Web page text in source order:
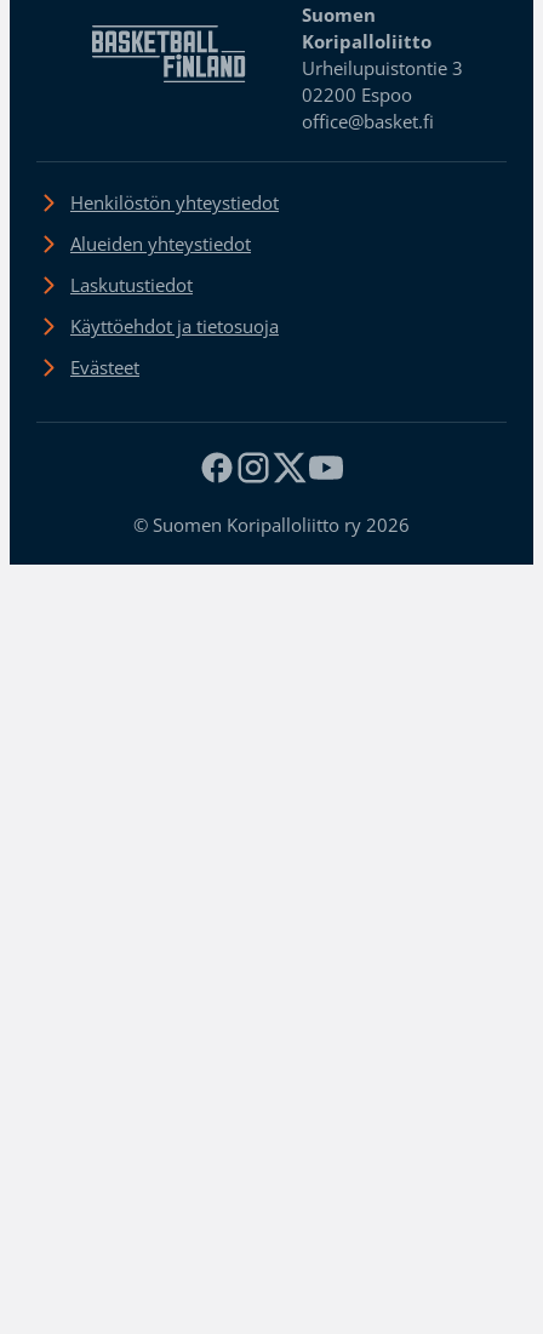
Suomen
Koripalloliitto
Urheilupuistontie 3
02200 Espoo
office@basket.fi
Henkilöstön yhteystiedot
Alueiden yhteystiedot
Laskutustiedot
Käyttöehdot ja tietosuoja
Evästeet
© Suomen Koripalloliitto ry 2026